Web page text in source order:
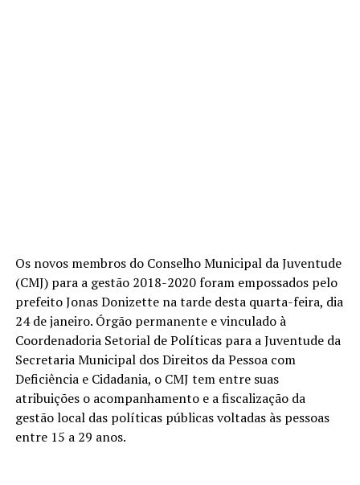
Os novos membros do Conselho Municipal da Juventude
(CMJ) para a gestão 2018-2020 foram empossados pelo
prefeito Jonas Donizette na tarde desta quarta-feira, dia
24 de janeiro. Órgão permanente e vinculado à
Coordenadoria Setorial de Políticas para a Juventude da
Secretaria Municipal dos Direitos da Pessoa com
Deficiência e Cidadania, o CMJ tem entre suas
atribuições o acompanhamento e a fiscalização da
gestão local das políticas públicas voltadas às pessoas
entre 15 a 29 anos.